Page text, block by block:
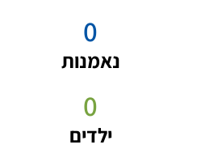
נאמנות
0
ילדים
0